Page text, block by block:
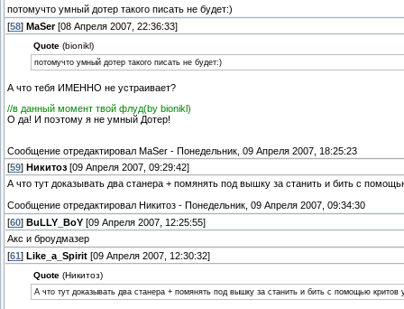
потомучто умный дотер такого писать не будет:)
[58] MaSer[08 Апреля 2007, 22:36:33]
Quote(bionikl)
потомучто умный дотер такого писать не будет:)
А что тебя ИМЕННО не устраивает?
//в данный момент твой флуд(by bionikl)
О да! И поэтому я не умный Дотер!
Сообщение отредактировал MaSer - Понедельник, 09 Апреля 2007, 18:25:23
[59] Никитоз [09 Апреля 2007, 09:29:42]
А что тут доказывать два станера + помянять под вышку за станить и бить с
Сообщение отредактировал Никитоз - Понедельник, 09 Апреля 2007, 09:34:30
[60] BuLLY_BoY [09 Апреля 2007, 12:25:55]
Акс и броудмазер
[61 ] Like_a_Spirit [09 Апреля 2007, 12:30:32]
Quote(Никитоз)
А что тут доказывать два станера + помянять под вышку за станить и бить с помощью